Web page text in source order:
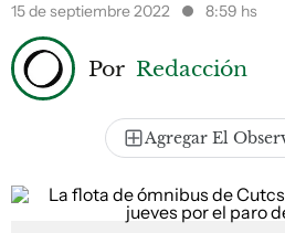
15 de septiembre 2022
8:59 hs
Por Redacción
Agregar El